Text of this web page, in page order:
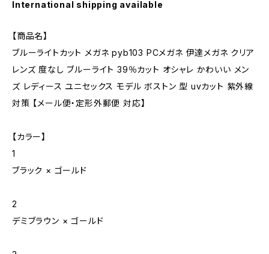
International shipping available
【商品名】
ブルーライトカット メガネ pyb103 PCメガネ 伊達メガネ クリア
レンズ 度なし ブルーライト 39％カット オシャレ かわいい メン
ズ レディース ユニセックス モデル ボストン 型 uvカット 紫外線
対策 【メール便・定形外郵便 対応】
【カラー】
1
ブラック × ゴールド
2
デミブラウン × ゴールド